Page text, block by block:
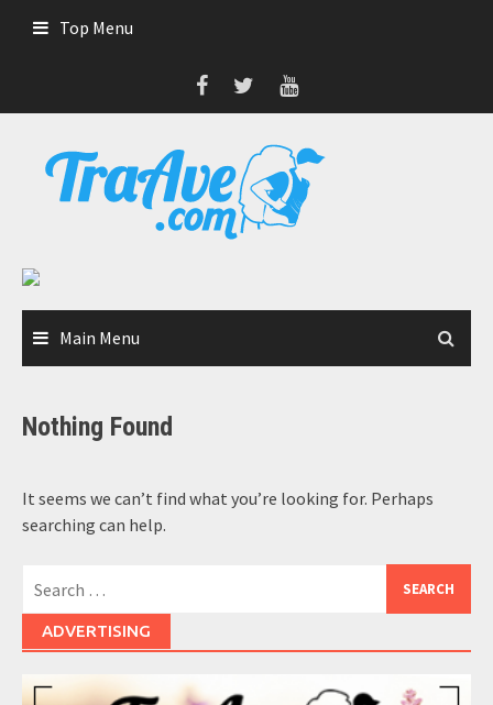
Top Menu
Main Menu
Nothing Found
It seems we can’t find what you’re looking for. Perhaps
searching can help.
ADVERTISING